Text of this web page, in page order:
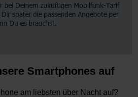
Smartphones auf
am liebsten über Nacht auf?